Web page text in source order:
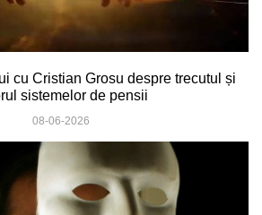
cu Cristian Grosu despre trecutul și
sistemelor de pensii
08-06-2026